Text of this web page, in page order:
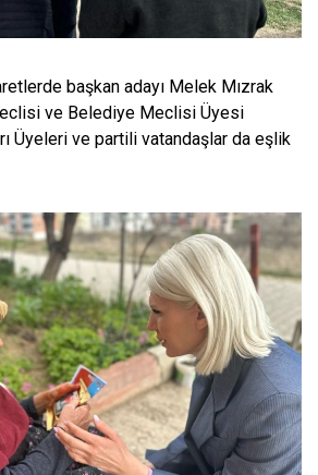
başkan adayı Melek Mızrak
ve Belediye Meclisi Üyesi
Üyeleri ve partili vatandaşlar da eşlik